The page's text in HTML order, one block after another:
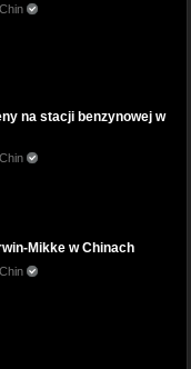
na stacji benzynowej w
Mikke w Chinach